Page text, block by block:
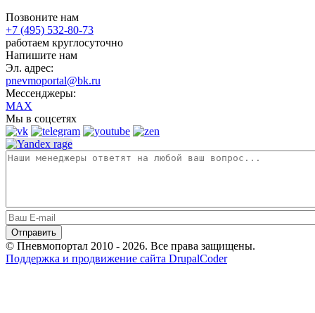
Позвоните нам
+7 (495) 532-80-73
работаем круглосуточно
Напишите нам
Эл. адрес:
pnevmoportal@bk.ru
Мессенджеры:
MAX
Мы в соцсетях
© Пневмопортал 2010 - 2026. Все права защищены.
Поддержка и продвижение сайта DrupalCoder